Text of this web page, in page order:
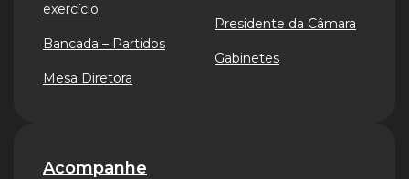
exercício
Bancada – Partidos
Mesa Diretora
Presidente da Câmara
Gabinetes
Acompanhe